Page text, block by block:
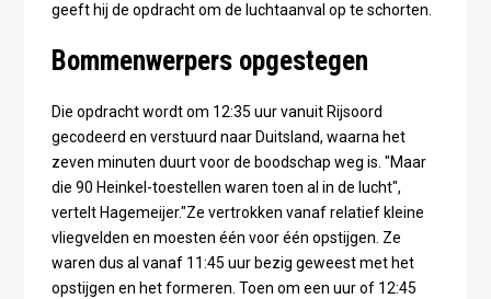
geeft hij de opdracht om de luchtaanval op te schorten.
Bommenwerpers opgestegen
Die opdracht wordt om 12:35 uur vanuit Rijsoord
gecodeerd en verstuurd naar Duitsland, waarna het
zeven minuten duurt voor de boodschap weg is. "Maar
die 90 Heinkel-toestellen waren toen al in de lucht",
vertelt Hagemeijer."Ze vertrokken vanaf relatief kleine
vliegvelden en moesten één voor één opstijgen. Ze
waren dus al vanaf 11:45 uur bezig geweest met het
opstijgen en het formeren. Toen om een uur of 12:45